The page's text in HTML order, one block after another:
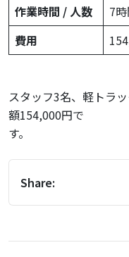
作業時間 / 人数
7
費用
スタッフ3名、軽トラ
額154,000円で
Share: